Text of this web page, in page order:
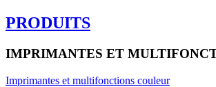
PRODUITS
IMPRIMANTES ET
Imprimantes et multifonctions couleur